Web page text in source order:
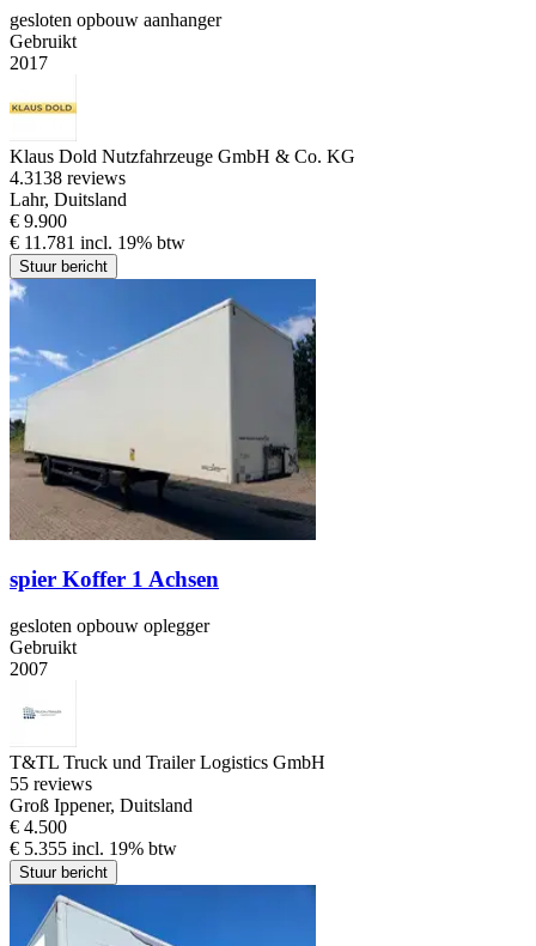
gesloten opbouw aanhanger
Gebruikt
2017
Klaus Dold Nutzfahrzeuge GmbH & Co. KG
4.3138 reviews
Lahr, Duitsland
€ 9.900
€ 11.781 incl. 19% btw
Stuur bericht
spier Koffer 1 Achsen
gesloten opbouw oplegger
Gebruikt
2007
T&TL Truck und Trailer Logistics GmbH
55 reviews
Groß Ippener, Duitsland
€ 4.500
€ 5.355 incl. 19% btw
Stuur bericht